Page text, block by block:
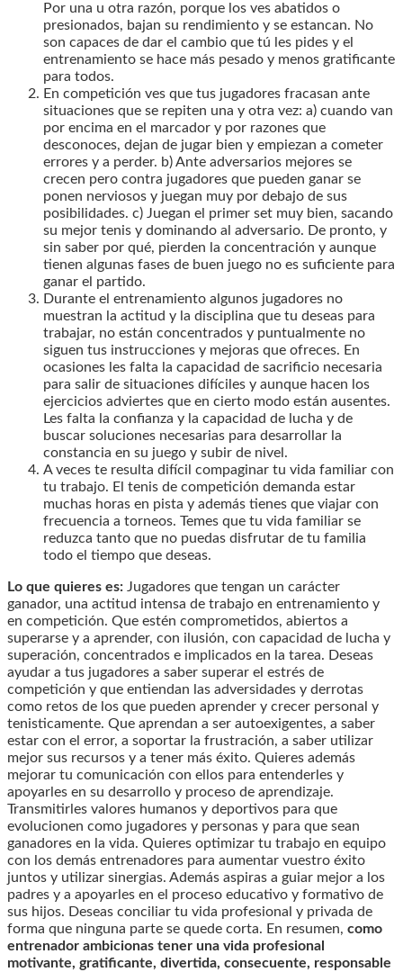
Por una u otra razón, porque los ves abatidos o
presionados, bajan su rendimiento y se estancan. No
son capaces de dar el cambio que tú les pides y el
entrenamiento se hace más pesado y menos gratificante
para todos.
En competición ves que tus jugadores fracasan ante
situaciones que se repiten una y otra vez: a) cuando van
por encima en el marcador y por razones que
desconoces, dejan de jugar bien y empiezan a cometer
errores y a perder. b) Ante adversarios mejores se
crecen pero contra jugadores que pueden ganar se
ponen nerviosos y juegan muy por debajo de sus
posibilidades. c) Juegan el primer set muy bien, sacando
su mejor tenis y dominando al adversario. De pronto, y
sin saber por qué, pierden la concentración y aunque
tienen algunas fases de buen juego no es suficiente para
ganar el partido.
Durante el entrenamiento algunos jugadores no
muestran la actitud y la disciplina que tu deseas para
trabajar, no están concentrados y puntualmente no
siguen tus instrucciones y mejoras que ofreces. En
ocasiones les falta la capacidad de sacrificio necesaria
para salir de situaciones difíciles y aunque hacen los
ejercicios adviertes que en cierto modo están ausentes.
Les falta la confianza y la capacidad de lucha y de
buscar soluciones necesarias para desarrollar la
constancia en su juego y subir de nivel.
A veces te resulta difícil compaginar tu vida familiar con
tu trabajo. El tenis de competición demanda estar
muchas horas en pista y además tienes que viajar con
frecuencia a torneos. Temes que tu vida familiar se
reduzca tanto que no puedas disfrutar de tu familia
todo el tiempo que deseas.
Lo que quieres es: Jugadores que tengan un carácter
ganador, una actitud intensa de trabajo en entrenamiento y
en competición. Que estén comprometidos, abiertos a
superarse y a aprender, con ilusión, con capacidad de lucha y
superación, concentrados e implicados en la tarea. Deseas
ayudar a tus jugadores a saber superar el estrés de
competición y que entiendan las adversidades y derrotas
como retos de los que pueden aprender y crecer personal y
tenisticamente. Que aprendan a ser autoexigentes, a saber
estar con el error, a soportar la frustración, a saber utilizar
mejor sus recursos y a tener más éxito. Quieres además
mejorar tu comunicación con ellos para entenderles y
apoyarles en su desarrollo y proceso de aprendizaje.
Transmitirles valores humanos y deportivos para que
evolucionen como jugadores y personas y para que sean
ganadores en la vida. Quieres optimizar tu trabajo en equipo
con los demás entrenadores para aumentar vuestro éxito
juntos y utilizar sinergias. Además aspiras a guiar mejor a los
padres y a apoyarles en el proceso educativo y formativo de
sus hijos. Deseas conciliar tu vida profesional y privada de
forma que ninguna parte se quede corta. En resumen, como
entrenador ambicionas tener una vida profesional
motivante, gratificante, divertida, consecuente, responsable